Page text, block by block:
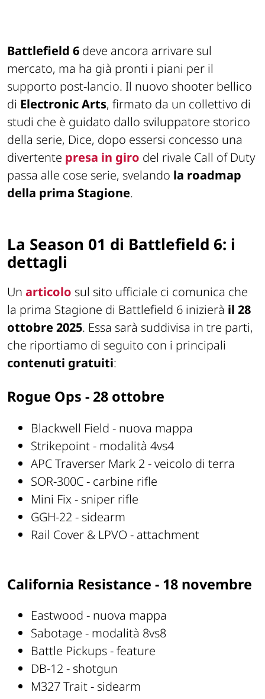
Battlefield 6 deve ancora arrivare sul
mercato, ma ha già pronti i piani per il
supporto post-lancio. Il nuovo shooter bellico
di Electronic Arts, firmato da un collettivo di
studi che è guidato dallo sviluppatore storico
della serie, Dice, dopo essersi concesso una
divertente presa in giro del rivale Call of Duty
passa alle cose serie, svelando la roadmap
della prima Stagione.
La Season 01 di Battlefield 6: i
dettagli
Un articolo sul sito ufficiale ci comunica che
la prima Stagione di Battlefield 6 inizierà il 28
ottobre 2025. Essa sarà suddivisa in tre parti,
che riportiamo di seguito con i principali
contenuti gratuiti:
Rogue Ops - 28 ottobre
Blackwell Field - nuova mappa
Strikepoint - modalità 4vs4
APC Traverser Mark 2 - veicolo di terra
SOR-300C - carbine rifle
Mini Fix - sniper rifle
GGH-22 - sidearm
Rail Cover & LPVO - attachment
California Resistance - 18 novembre
Eastwood - nuova mappa
Sabotage - modalità 8vs8
Battle Pickups - feature
DB-12 - shotgun
M327 Trait - sidearm